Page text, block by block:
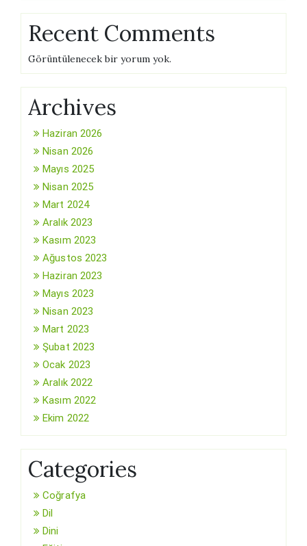
Recent Comments
Görüntülenecek bir yorum yok.
Archives
Haziran 2026
Nisan 2026
Mayıs 2025
Nisan 2025
Mart 2024
Aralık 2023
Kasım 2023
Ağustos 2023
Haziran 2023
Mayıs 2023
Nisan 2023
Mart 2023
Şubat 2023
Ocak 2023
Aralık 2022
Kasım 2022
Ekim 2022
Categories
Coğrafya
Dil
Dini